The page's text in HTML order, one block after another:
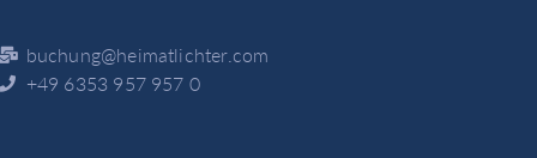
buchung@heimatlichter.com
+49 6353 957 957 0